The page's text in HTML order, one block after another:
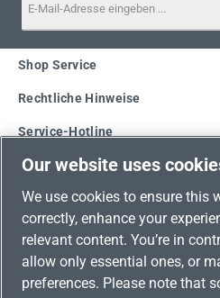
Service-Hotline
Shop Service
Rechtliche Hinweise
Unsere Vorteile
Versandarten
Zahlungsarten
Adresse
Our website uses
We use cookies to ensure this
correctly, enhance your
relevant content. You’re in
allow only essential ones, or
preferences. Please note that